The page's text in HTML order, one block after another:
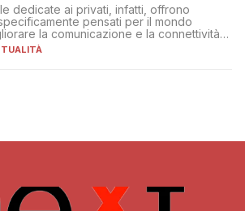
dedicate ai privati, infatti, offrono
pensati per il mondo
la comunicazione e la connettività